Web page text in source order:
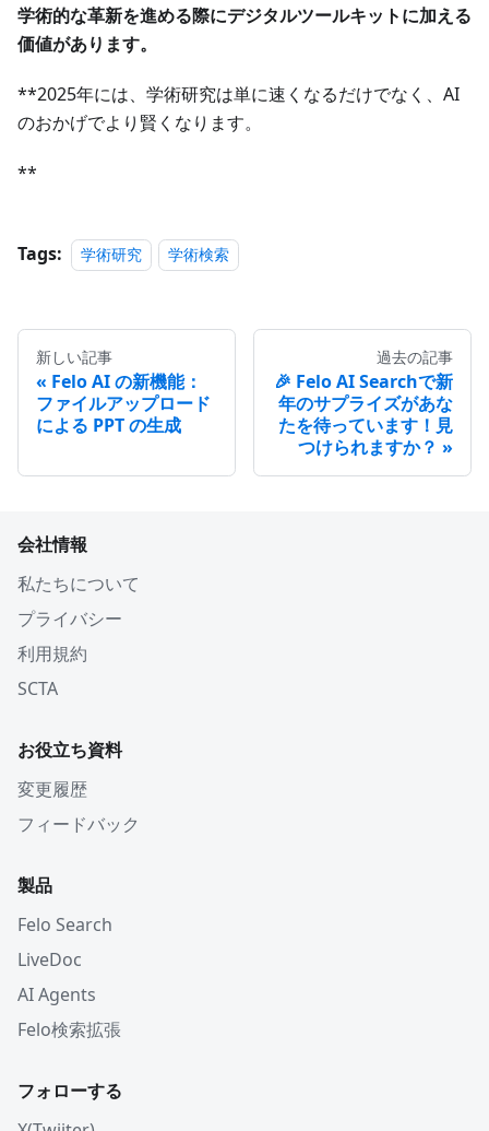
学術的な革新を進める際にデジタルツールキットに加える
価値があります。
**2025年には、学術研究は単に速くなるだけでなく、AI
のおかげでより賢くなります。
**
Tags: 学術研究 学術検索
新しい記事
Felo AI の新機能：
ファイルアップロード
による PPT の生成
過去の記事
🎉 Felo AI Searchで新
年のサプライズがあな
たを待っています！見
つけられますか？
会社情報
私たちについて
プライバシー
利用規約
SCTA
お役立ち資料
変更履歴
フィードバック
製品
Felo Search
LiveDoc
AI Agents
Felo検索拡張
フォローする